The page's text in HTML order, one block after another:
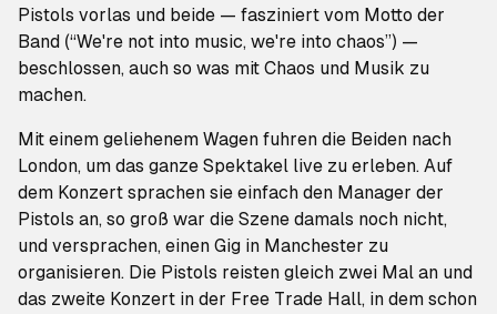
Pistols vorlas und beide — fasziniert vom Motto der
Band (“We're not into music, we're into chaos”) —
beschlossen, auch so was mit Chaos und Musik zu
machen.
Mit einem geliehenem Wagen fuhren die Beiden nach
London, um das ganze Spektakel live zu erleben. Auf
dem Konzert sprachen sie einfach den Manager der
Pistols an, so groß war die Szene damals noch nicht,
und versprachen, einen Gig in Manchester zu
organisieren. Die Pistols reisten gleich zwei Mal an und
das zweite Konzert in der Free Trade Hall, in dem schon